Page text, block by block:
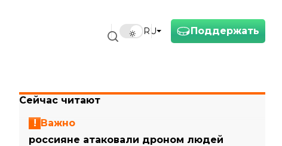
Поддержать
RU
Сейчас читают
Важно
россияне атаковали дроном людей